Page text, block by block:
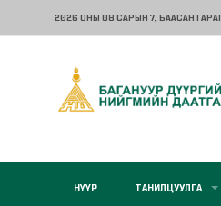
2026 ОНЫ 08 САРЫН 7, БААСАН
НҮҮР ТАНИЛЦУУЛГА